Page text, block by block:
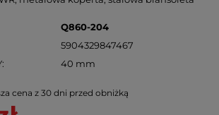
Q860-204
5904329847467
40 mm
cena z 30 dni przed obniżką